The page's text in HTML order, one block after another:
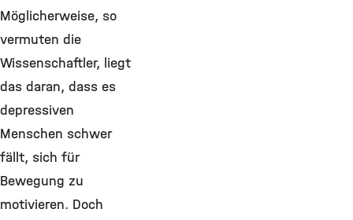
Möglicherweise, so
vermuten die
Wissenschaftler, liegt
das daran, dass es
depressiven
Menschen schwer
fällt, sich für
Bewegung zu
motivieren. Doch